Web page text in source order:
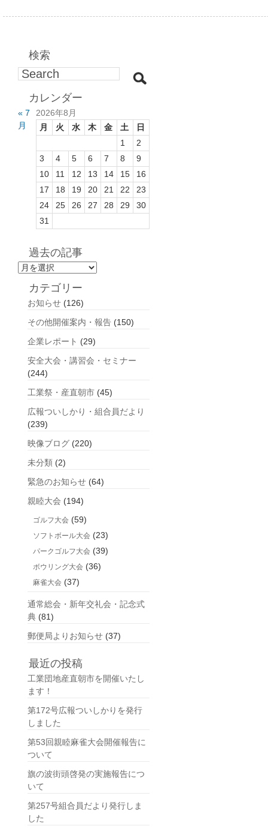
検索
カレンダー
2026年8月
月
火 水 木 金 土
日
1
2
3
4 5 6 7 8
9
10
11 12 13 14 15
16
17
18 19 20 21 22
23
24
25 26 27 28 29
30
31
« 7
月
過去の記事
過
カテゴリー
お知らせ (126)
その他開催案内・報告 (150)
企業レポート (29)
安全大会・講習会・セミナー
(244)
工業祭・産直朝市 (45)
広報ついしかり・組合員だより
(239)
映像ブログ (220)
未分類 (2)
緊急のお知らせ (64)
親睦大会 (194)
ゴルフ大会 (59)
ソフトボール大会 (23)
パークゴルフ大会 (39)
ボウリング大会 (36)
麻雀大会 (37)
通常総会・新年交礼会・記念式
典 (81)
郵便局よりお知らせ (37)
最近の投稿
工業団地産直朝市を開催いたし
ます！
第172号広報ついしかりを発行
しました
第53回親睦麻雀大会開催報告に
ついて
旗の波街頭啓発の実施報告につ
いて
第257号組合員だより発行しま
した